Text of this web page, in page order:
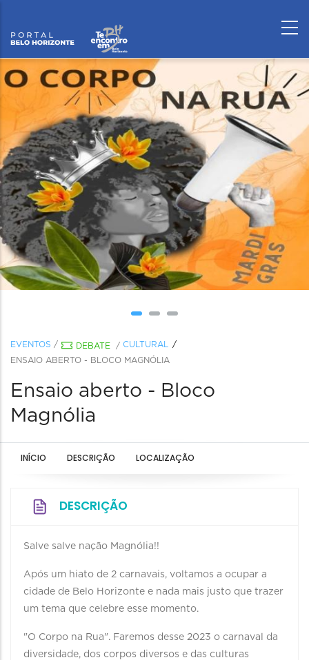
EVENTOS / DEBATE / CULTURAL
ENSAIO ABERTO - BLOCO MAGNÓLIA
Ensaio aberto - Bloco
Magnólia
INÍCIO DESCRIÇÃO LOCALIZAÇÃO
DESCRIÇÃO
Salve salve nação Magnólia!!
Após um hiato de 2 carnavais, voltamos a ocupar a
cidade de Belo Horizonte e nada mais justo que trazer
um tema que celebre esse momento.
"O Corpo na Rua". Faremos desse 2023 o carnaval da
diversidade, dos corpos diversos e das culturas